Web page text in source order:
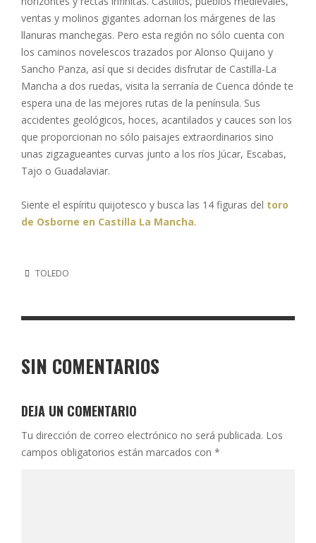
ventas y molinos gigantes adornan los márgenes de las
llanuras manchegas. Pero esta región no sólo cuenta con
los caminos novelescos trazados por Alonso Quijano y
Sancho Panza, así que si decides disfrutar de Castilla-La
Mancha a dos ruedas, visita la serranía de Cuenca dónde te
espera una de las mejores rutas de la península. Sus
accidentes geológicos, hoces, acantilados y cauces son los
que proporcionan no sólo paisajes extraordinarios sino
unas zigzagueantes curvas junto a los ríos Júcar, Escabas,
Tajo o Guadalaviar.
Siente el espíritu quijotesco y busca las 14 figuras del toro
de Osborne en Castilla La Mancha.
TOLEDO
SIN COMENTARIOS
DEJA UN COMENTARIO
Tu dirección de correo electrónico no será publicada. Los
campos obligatorios están marcados con *